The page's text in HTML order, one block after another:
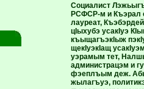
Социалист
РСФСР-м и Къэрал
лауреат,
цIыхубэ усакIуэ
къыщагъэкIыж
щекIуэкIащ
уэрамым тет,
администрацэм и
фэеплъым деж.
жылагъуэ,